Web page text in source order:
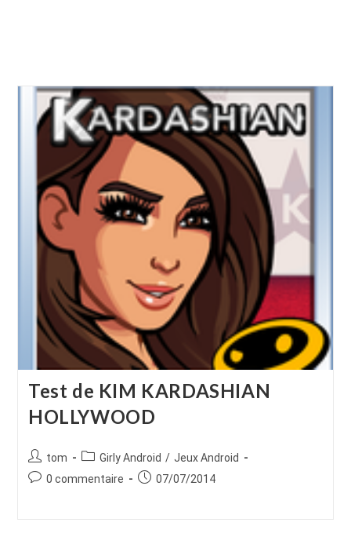
Test de KIM KARDASHIAN
HOLLYWOOD
Auteur/autrice
de
tom
Post
category:
Girly Android / Jeux Android
Commentaires
0 commentaire
Publication
07/07/2014